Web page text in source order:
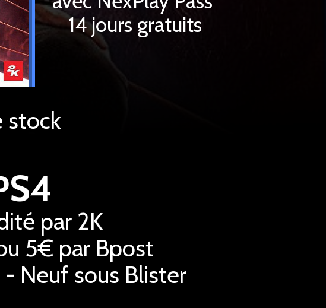
14 jours gratuits
stock
par 2K
5€ par Bpost
- Neuf sous Blister